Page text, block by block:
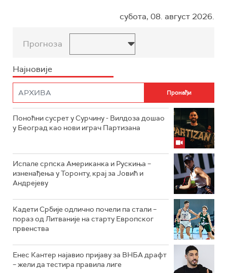
субота, 08. август 2026.
Прогноза
Најновије
Поноћни сусрет у Сурчину - Вилдоза дошао
у Београд као нови играч Партизана
Испале српска Американка и Рускиња –
изненађења у Торонту, крај за Јовић и
Андрејеву
Кадети Србије одлично почели па стали –
пораз од Литваније на старту Европског
првенства
Енес Кантер најавио пријаву за ВНБА драфт
– жели да тестира правила лиге